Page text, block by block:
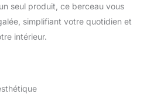
seul produit, ce berceau vous
simplifiant votre quotidien et
intérieur.